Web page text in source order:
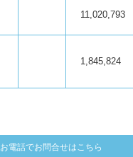
11,020,793
1,845,824
お電話でお問合せはこちら